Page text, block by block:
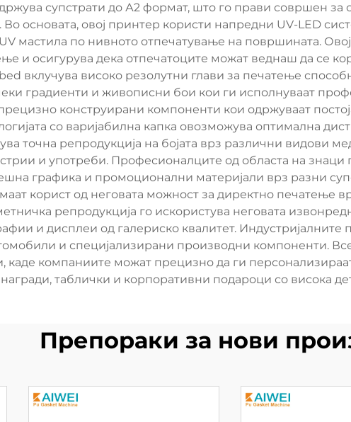
супстрати до А2 формат, што го прави совршен
Во основата, овој принтер користи напредни UV-LED
мастила по нивното отпечатување на површината.
и осигурува дека отпечатоците можат веднаш да се
вклучува високо резолутни глави за печатење
градиенти и живописни бои кои ги исполнуваат
конструирани компоненти кои одржуваат
со варијабилна капка овозможува оптимална
точна репродукција на бојата врз различни видови
и употреби. Професионалците од областа на знаци
графика и промоционални материјали врз разни
корист од неговата можност за директно печатење
репродукција го искористува неговата
и дисплеи од галериско квалитет.
и специјализирани производни компоненти.
компаниите можат прецизно да ги
награди, таблички и корпоративни подароци со висока
Препораки за нови